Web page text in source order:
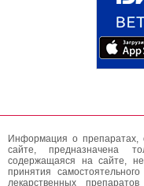
Информация о препаратах,
сайте, предназначена
содержащаяся на сайте,
принятия
лекарственных